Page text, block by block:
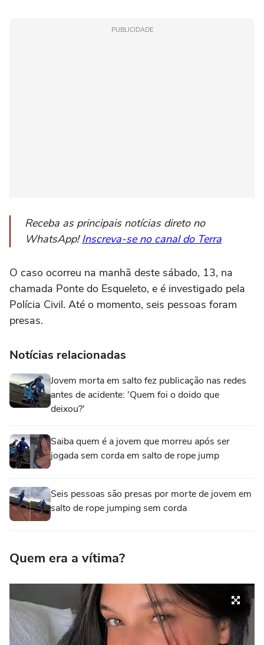
PUBLICIDADE
Receba as principais notícias direto no
WhatsApp!Inscreva-se no canal do Terra
O caso ocorreu na manhã deste sábado, 13, na
chamada Ponte do Esqueleto, e é investigado pela
Polícia Civil. Até o momento, seis pessoas foram
presas.
Notícias relacionadas
Jovem morta em salto fez publicação nas redes
antes de acidente: 'Quem foi o doido que
deixou?'
Saiba quem é a jovem que morreu após ser
jogada sem corda em salto de rope jump
Seis pessoas são presas por morte de jovem em
salto de rope jumping sem corda
Quem era a vítima?